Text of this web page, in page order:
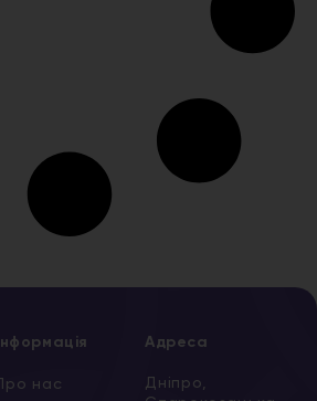
Інформація
Про нас
Адреса
Дніпро,